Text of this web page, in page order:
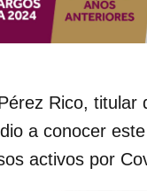
Rico, titular
a conocer
activos por